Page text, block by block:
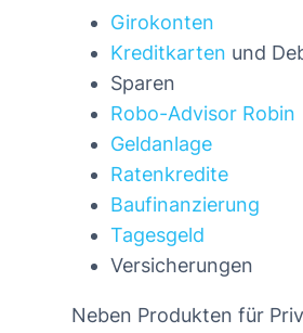
Girokonten
Kreditkarten und
Sparen
Robo-Advisor Robin
Geldanlage
Ratenkredite
Baufinanzierung
Tagesgeld
Versicherungen
Neben Produkten für